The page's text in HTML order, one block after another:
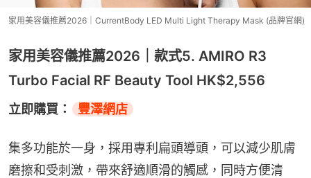
家用美容儀推薦2026｜CurrentBody LED Multi Light Therapy Mask (品牌官網)
家用美容儀推薦2026｜款式5. AMIRO R3
Turbo Facial RF Beauty Tool HK$2,556
立即購買： 豐澤網店
集多功能於一身，採用專利扁頭導頭，可以減少肌膚
磨擦和受刺激，帶來舒適順滑的觸感，同時方便清